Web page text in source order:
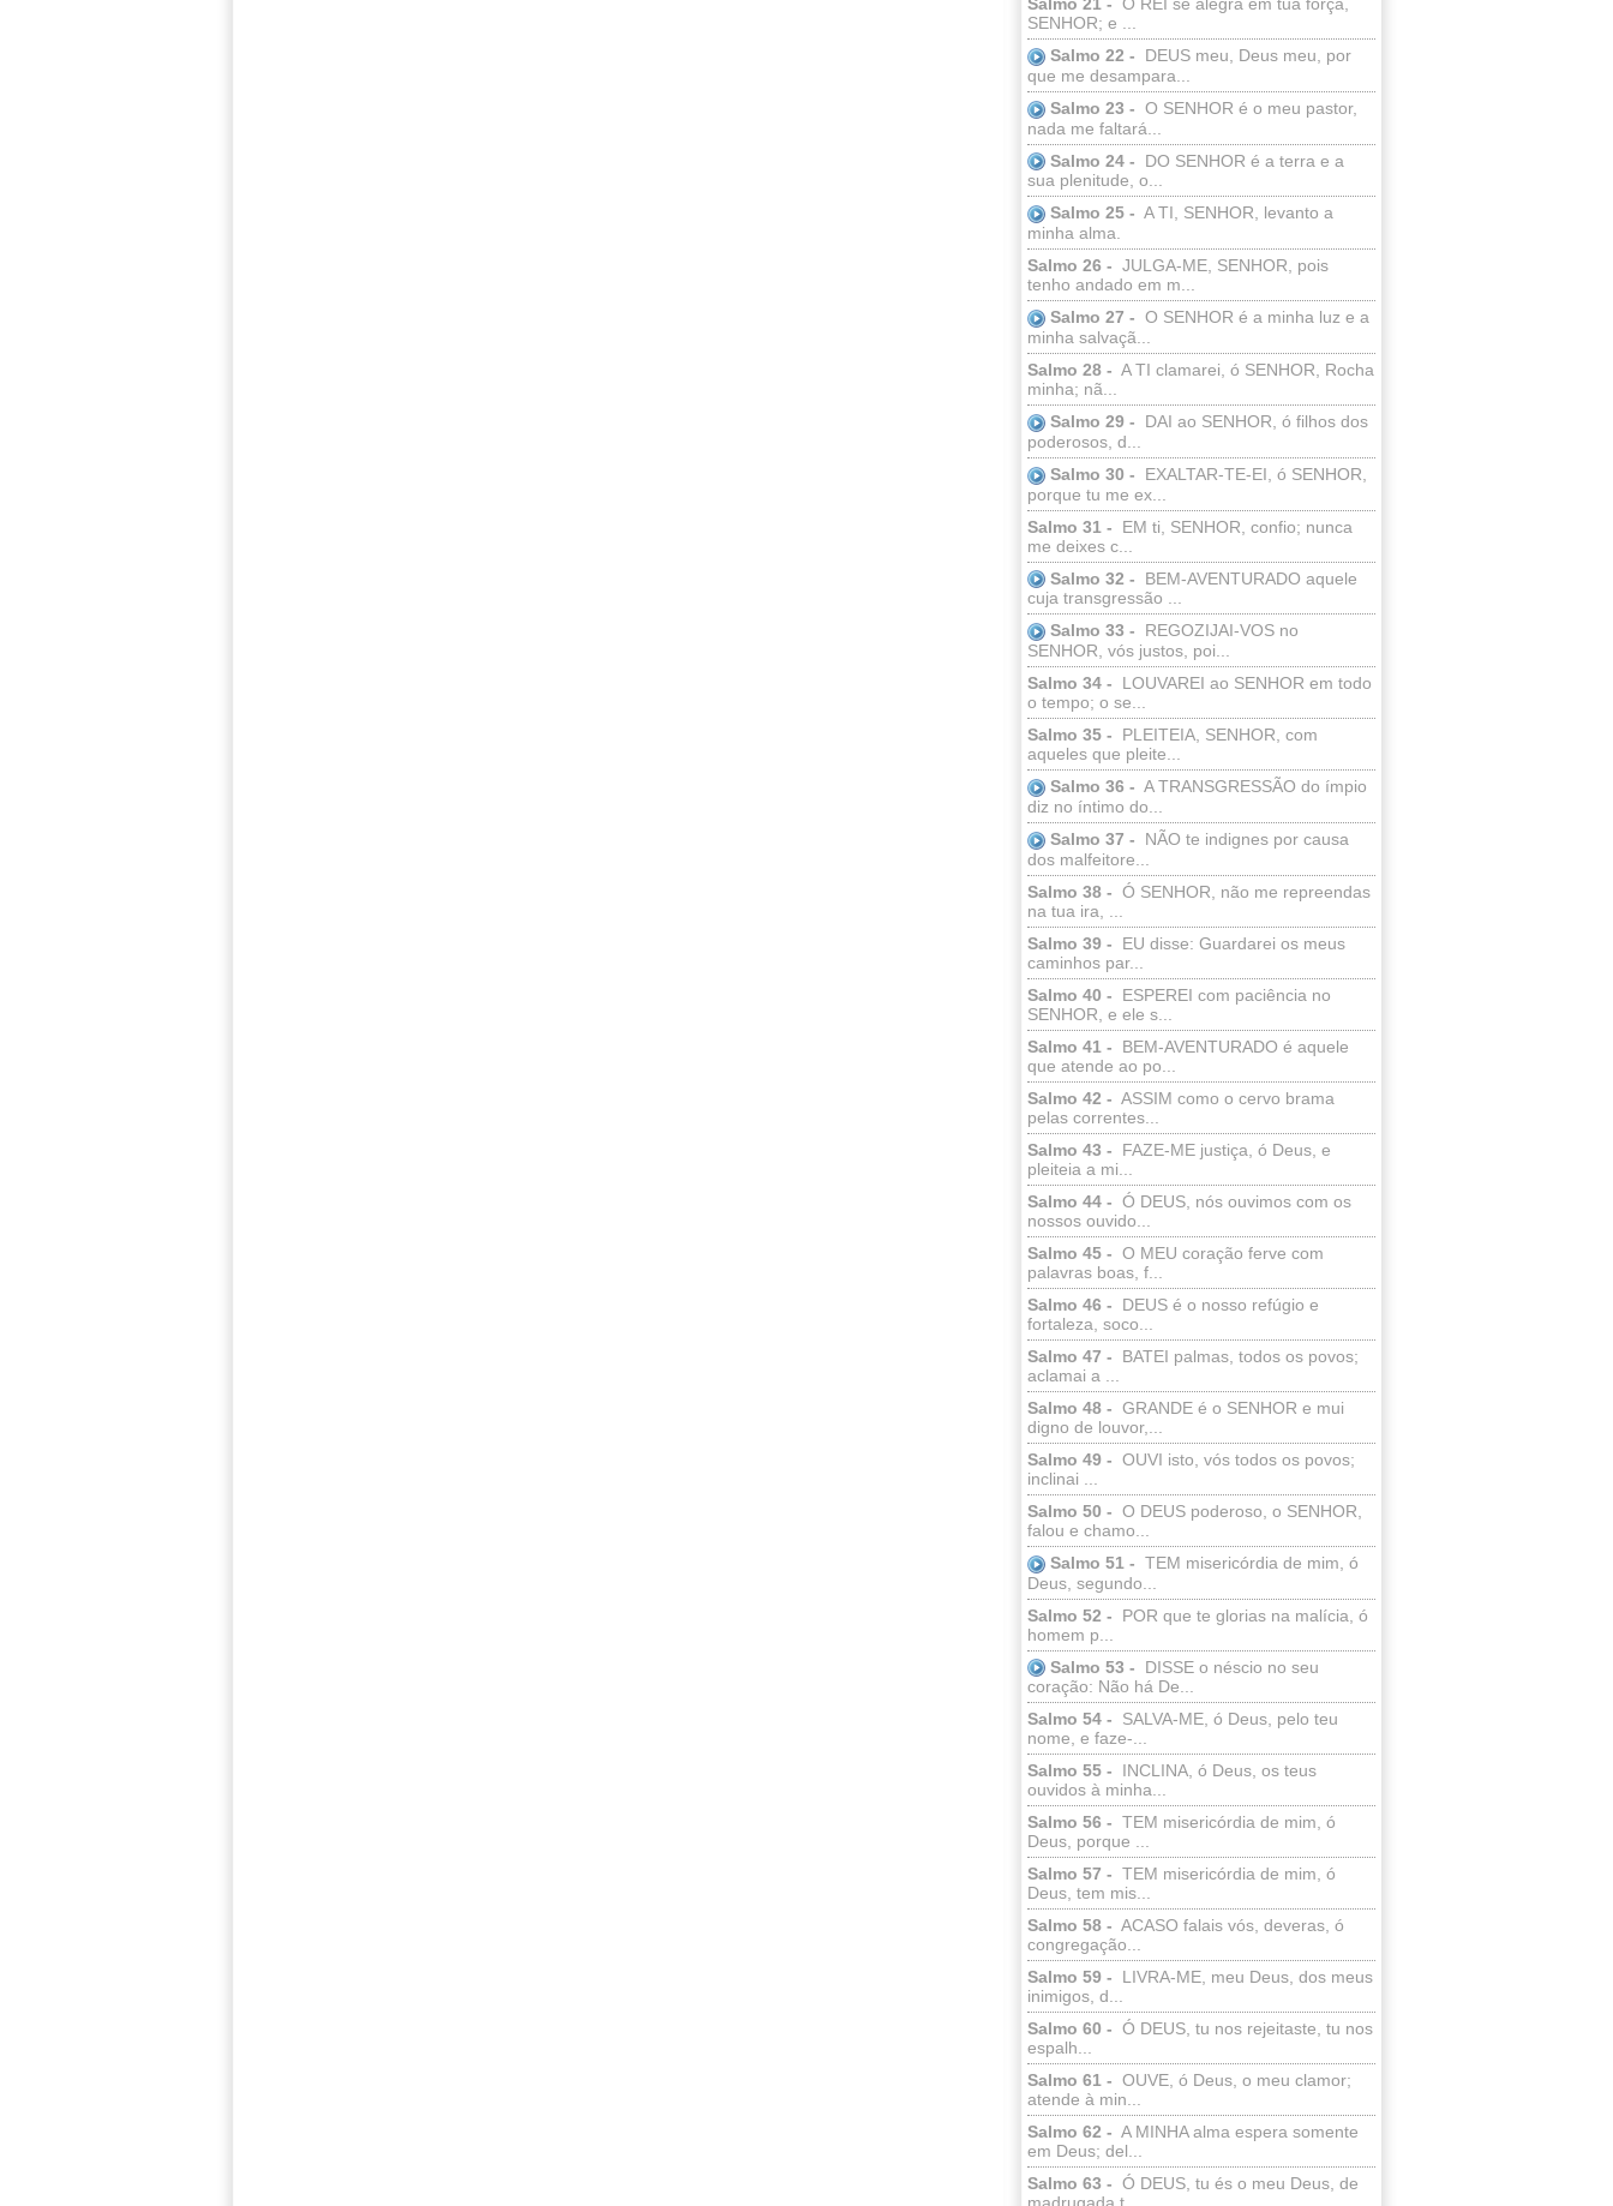
SENHOR; e ...
Salmo 22 -
DEUS meu, Deus meu, por
que me desampara...
Salmo 23 - O SENHOR é o meu pastor,
nada me faltará...
Salmo 24 -
DO SENHOR é a terra e a
sua plenitude, o...
Salmo 25 - A TI, SENHOR, levanto a
minha alma.
Salmo 26 - JULGA-ME, SENHOR, pois
tenho andado em m...
Salmo 27 - O SENHOR é a minha luz e a
minha salvaçã...
Salmo 28 - A TI clamarei, ó SENHOR, Rocha
minha; nã...
Salmo 29 -
DAI ao SENHOR, ó filhos dos
poderosos, d...
Salmo 30 -
EXALTAR-TE-EI, ó SENHOR,
porque tu me ex...
Salmo 31 -
EM ti, SENHOR, confio; nunca
me deixes c...
Salmo 32 -
BEM-AVENTURADO aquele
cuja transgressão ...
Salmo 33 -
REGOZIJAI-VOS no
SENHOR, vós justos, poi...
Salmo 34 -
LOUVAREI ao SENHOR em todo
o tempo; o se...
Salmo 35 -
PLEITEIA, SENHOR, com
aqueles que pleite...
Salmo 36 - A TRANSGRESSÃO do ímpio
diz no íntimo do...
Salmo 37 -
NÃO te indignes por causa
dos malfeitore...
Salmo 38 - Ó SENHOR, não me repreendas
na tua ira, ...
Salmo 39 -
EU disse: Guardarei os meus
caminhos par...
Salmo 40 -
ESPEREI com paciência no
SENHOR, e ele s...
Salmo 41 -
BEM-AVENTURADO é aquele
que atende ao po...
Salmo 42 - ASSIM como o cervo brama
pelas correntes...
Salmo 43 -
FAZE-ME justiça, ó Deus, e
pleiteia a mi...
Salmo 44 - Ó DEUS, nós ouvimos com os
nossos ouvido...
Salmo 45 - O MEU coração ferve com
palavras boas, f...
Salmo 46 -
DEUS é o nosso refúgio e
fortaleza, soco...
Salmo 47 -
BATEI palmas, todos os povos;
aclamai a ...
Salmo 48 - GRANDE é o SENHOR e mui
digno de louvor,...
Salmo 49 - OUVI isto, vós todos os povos;
inclinai ...
Salmo 50 - O DEUS poderoso, o SENHOR,
falou e chamo...
Salmo 51 - TEM misericórdia de mim, ó
Deus, segundo...
Salmo 52 -
POR que te glorias na malícia, ó
homem p...
Salmo 53 -
DISSE o néscio no seu
coração: Não há De...
Salmo 54 -
SALVA-ME, ó Deus, pelo teu
nome, e faze-...
Salmo 55 -
INCLINA, ó Deus, os teus
ouvidos à minha...
Salmo 56 - TEM misericórdia de mim, ó
Deus, porque ...
Salmo 57 - TEM misericórdia de mim, ó
Deus, tem mis...
Salmo 58 - ACASO falais vós, deveras, ó
congregação...
Salmo 59 -
LIVRA-ME, meu Deus, dos meus
inimigos, d...
Salmo 60 - Ó DEUS, tu nos rejeitaste, tu nos
espalh...
Salmo 61 - OUVE, ó Deus, o meu clamor;
atende à min...
Salmo 62 - A MINHA alma espera somente
em Deus; del...
Salmo 63 - Ó DEUS, tu és o meu Deus, de